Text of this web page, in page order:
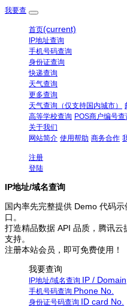
我要查
首页(current)
IP地址查询
手机号码查询
身份证查询
快递查询
天气查询
更多查询
天气查询（仅支持国内城市）
高等学校查询 POS商户编号查
关于我们
网站简介 使用帮助 商务合作
注册
登陆
IP地址/域名查询
国内率先完整提供 Demo 代码
口。
打造精品数据 API 品质，腾讯
支持。
注册本站会员，即可免费使用！
我要查询
IP地址/域名查询 IP / Domain
手机号码查询 Phone No.
身份证号码查询 ID card No.